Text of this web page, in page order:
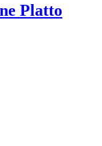
Platto